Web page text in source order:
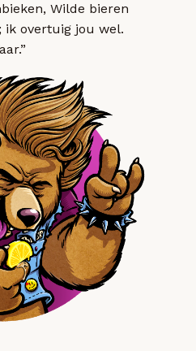
Wilde bieren
ik overtuig jou wel.